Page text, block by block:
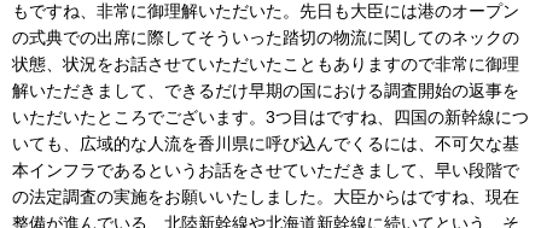
もですね、非常に御理解いただいた。先日も大臣には港のオープン
の式典での出席に際してそういった踏切の物流に関してのネックの
状態、状況をお話させていただいたこともありますので非常に御理
解いただきまして、できるだけ早期の国における調査開始の返事を
いただいたところでございます。3つ目はですね、四国の新幹線につ
いても、広域的な人流を香川県に呼び込んでくるには、不可欠な基
本インフラであるというお話をさせていただきまして、早い段階で
の法定調査の実施をお願いいたしました。大臣からはですね、現在
整備が進んでいる、北陸新幹線や北海道新幹線に続いてという、そ